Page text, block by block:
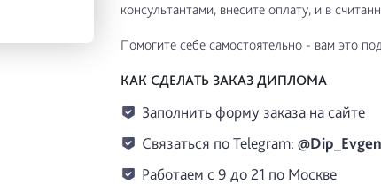
консультантами, внесите оплату, и в
Помогите себе самостоятельно - вам это
КАК СДЕЛАТЬ ЗАКАЗ ДИПЛОМА
Заполнить форму заказа на сайте
Связаться по Telegram:
Работаем с 9 до 21 по Москве